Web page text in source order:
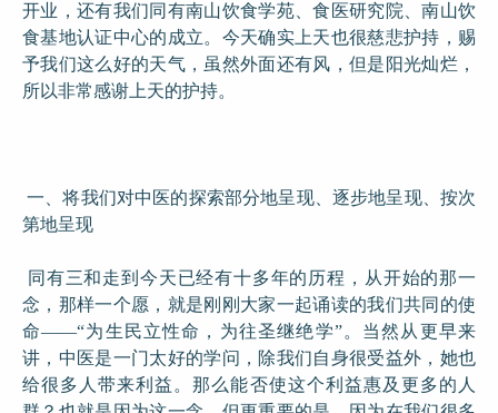
开业，还有我们同有南山饮食学苑、食医研究院、南山饮
食基地认证中心的成立。今天确实上天也很慈悲护持，赐
予我们这么好的天气，虽然外面还有风，但是阳光灿烂，
所以非常感谢上天的护持。
一、将我们对中医的探索部分地呈现、逐步地呈现、按次
第地呈现
同有三和走到今天已经有十多年的历程，从开始的那一
念，那样一个愿，就是刚刚大家一起诵读的我们共同的使
命——“为生民立性命，为往圣继绝学”。当然从更早来
讲，中医是一门太好的学问，除我们自身很受益外，她也
给很多人带来利益。那么能否使这个利益惠及更多的人